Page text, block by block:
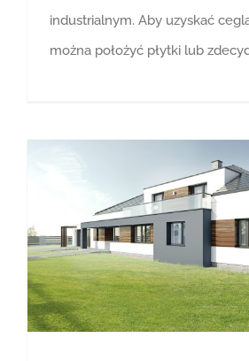
industrialnym. Aby uzyskać
można położyć płytki lub